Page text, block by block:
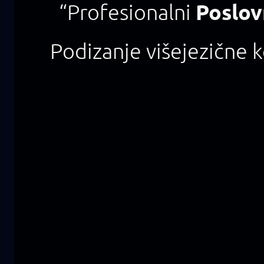
“Profesionalni
Podizanje višejezične